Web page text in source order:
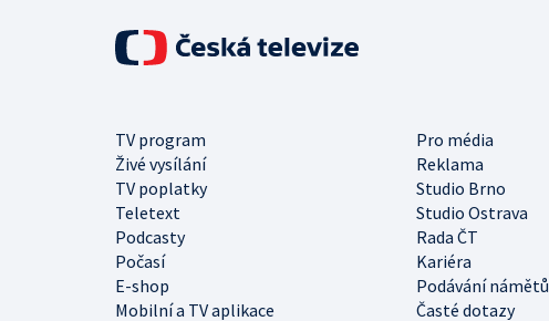
TV program
Pro média
Živé vysílání
Reklama
TV poplatky
Studio Brno
Teletext
Studio Ostrava
Podcasty
Rada ČT
Počasí
Kariéra
E-shop
Podávání námětů
Mobilní a TV aplikace
Časté dotazy